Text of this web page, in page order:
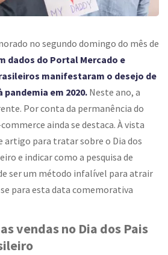
no segundo domingo do mês de
dados do Portal Mercado e
manifestaram o desejo de
em 2020.Neste ano, a
Por conta da permanência do
ainda se destaca. À vista
artigo para tratar sobre o Dia dos
e indicar como a pesquisa de
ser um método infalível para atrair
para esta data comemorativa
vendas no Dia dos Pais